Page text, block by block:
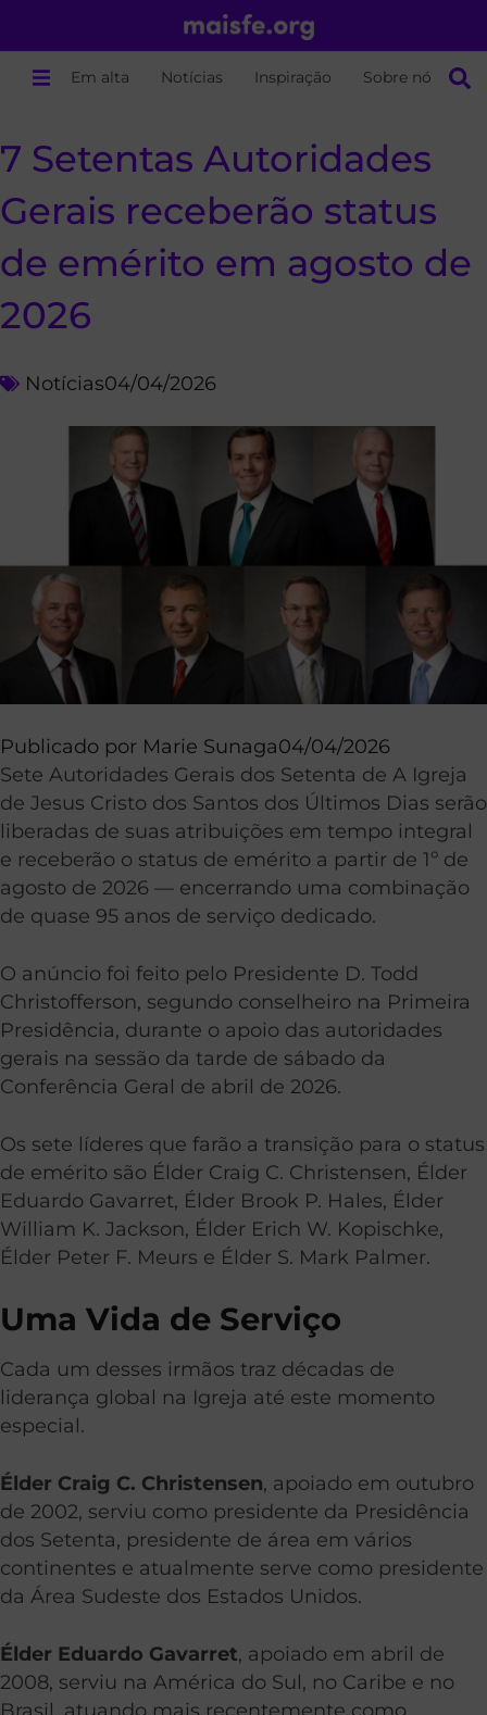
Em alta Notícias Inspiração Sobre nós
7 Setentas Autoridades
Gerais receberão status
de emérito em agosto de
2026
Notícias04/04/2026
Publicado por Marie Sunaga04/04/2026
Sete Autoridades Gerais dos Setenta de A Igreja
de Jesus Cristo dos Santos dos Últimos Dias serão
liberadas de suas atribuições em tempo integral
e receberão o status de emérito a partir de 1º de
agosto de 2026 — encerrando uma combinação
de quase 95 anos de serviço dedicado.
O anúncio foi feito pelo Presidente D. Todd
Christofferson, segundo conselheiro na Primeira
Presidência, durante o apoio das autoridades
gerais na sessão da tarde de sábado da
Conferência Geral de abril de 2026.
Os sete líderes que farão a transição para o status
de emérito são Élder Craig C. Christensen, Élder
Eduardo Gavarret, Élder Brook P. Hales, Élder
William K. Jackson, Élder Erich W. Kopischke,
Élder Peter F. Meurs e Élder S. Mark Palmer.
Uma Vida de Serviço
Cada um desses irmãos traz décadas de
liderança global na Igreja até este momento
especial.
Élder Craig C. Christensen, apoiado em outubro
de 2002, serviu como presidente da Presidência
dos Setenta, presidente de área em vários
continentes e atualmente serve como presidente
da Área Sudeste dos Estados Unidos.
Élder Eduardo Gavarret, apoiado em abril de
2008, serviu na América do Sul, no Caribe e no
Brasil, atuando mais recentemente como